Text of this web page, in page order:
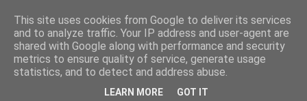
This site uses cookies from Google to deliver its services
and to analyze traffic. Your IP address and user-agent are
shared with Google along with performance and security
metrics to ensure quality of service, generate usage
statistics, and to detect and address abuse.
LEARN MORE GOT IT